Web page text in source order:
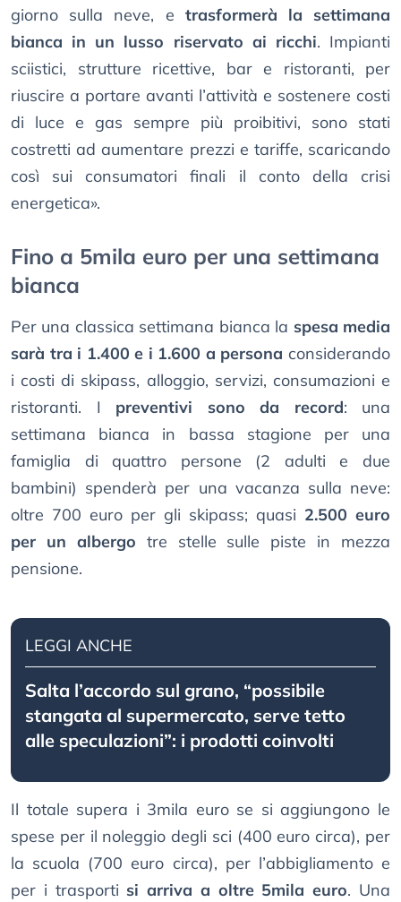
giorno sulla neve, e trasformerà la settimana
bianca in un lusso riservato ai ricchi. Impianti
sciistici, strutture ricettive, bar e ristoranti, per
riuscire a portare avanti l’attività e sostenere costi
di luce e gas sempre più proibitivi, sono stati
costretti ad aumentare prezzi e tariffe, scaricando
così sui consumatori finali il conto della crisi
energetica».
Fino a 5mila euro per una settimana
bianca
Per una classica settimana bianca la spesa media
sarà tra i 1.400 e i 1.600 a persona considerando
i costi di skipass, alloggio, servizi, consumazioni e
ristoranti. I preventivi sono da record: una
settimana bianca in bassa stagione per una
famiglia di quattro persone (2 adulti e due
bambini) spenderà per una vacanza sulla neve:
oltre 700 euro per gli skipass; quasi 2.500 euro
per un albergo tre stelle sulle piste in mezza
pensione.
LEGGI ANCHE
Salta l’accordo sul grano, “possibile
stangata al supermercato, serve tetto
alle speculazioni”: i prodotti coinvolti
Il totale supera i 3mila euro se si aggiungono le
spese per il noleggio degli sci (400 euro circa), per
la scuola (700 euro circa), per l’abbigliamento e
per i trasporti si arriva a oltre 5mila euro. Una